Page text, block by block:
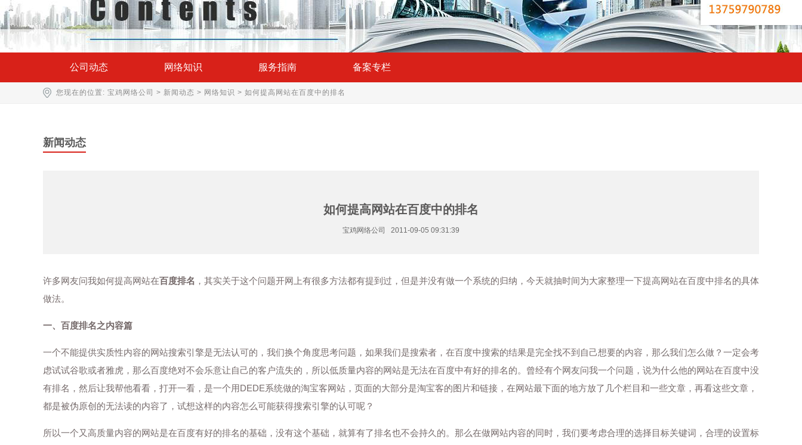
公司动态 网络知识 服务指南 备案专栏
您现在的位置: 宝鸡网络公司 > 新闻动态 > 网络知识 > 如何提高网站在百度中的排名
新闻动态
如何提高网站在百度中的排名
宝鸡网络公司 2011-09-05 09:31:39
许多网友问我如何提高网站在百度排名 ，其实关于这个问题开网上有很多方法都有提到过，但是并没有做一个系统的归纳，今天就抽时间为大家整理一下提高网站在百度中排名的具体
做法。
一、百度排名之内容篇
一个不能提供实质性内容的网站搜索引擎是无法认可的，我们换个角度思考问题，如果我们是搜索者，在百度中搜索的结果是完全找不到自己想要的内容，那么我们怎么做？一定会考
虑试试谷歌或者雅虎，那么百度绝对不会乐意让自己的客户流失的，所以低质量内容的网站是无法在百度中有好的排名的。曾经有个网友问我一个问题，说为什么他的网站在百度中没
有排名，然后让我帮他看看，打开一看，是一个用DEDE系统做的淘宝客网站，页面的大部分是淘宝客的图片和链接，在网站最下面的地方放了几个栏目和一些文章，再看这些文章，
都是被伪原创的无法读的内容了，试想这样的内容怎么可能获得搜索引擎的认可呢？
所以一个又高质量内容的网站是在百度有好的排名的基础，没有这个基础，就算有了排名也不会持久的。那么在做网站内容的同时，我们要考虑合理的选择目标关键词，合理的设置标